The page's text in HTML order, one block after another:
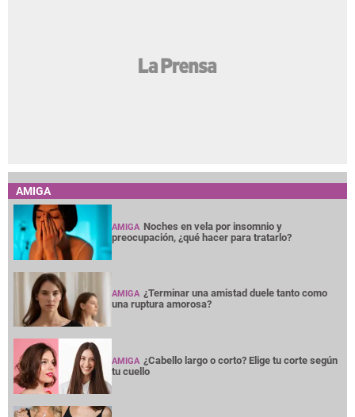
AMIGA
AMIGA Noches en vela por insomnio y
preocupación, ¿qué hacer para tratarlo?
AMIGA ¿Terminar una amistad duele tanto como
una ruptura amorosa?
AMIGA ¿Cabello largo o corto? Elige tu corte según
tu cuello